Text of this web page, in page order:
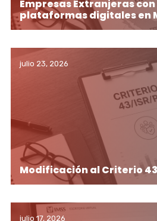
Empresas Extranjeras
plataformas digitales en
julio 23, 2026
Modificación al Criterio
julio 17, 2026